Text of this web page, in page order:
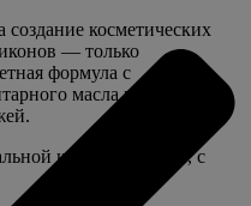
косметических
— только
формула с
масла и янтарной
косметики 9 лет, с